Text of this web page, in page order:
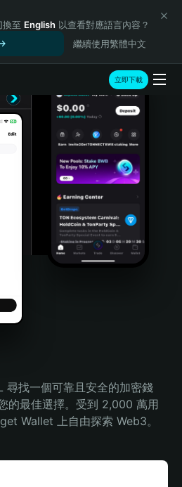
換至 English 以查看對應語言內容？
繼續使用繁體中文
立即下載
尋找一個可靠且安全的加密錢
的最佳選擇。受到 2,000 萬用
Wallet 上自由探索 Web3。